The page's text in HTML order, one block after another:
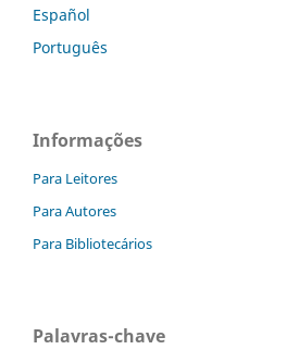
Español
Português
Informações
Para Leitores
Para Autores
Para Bibliotecários
Palavras-chave